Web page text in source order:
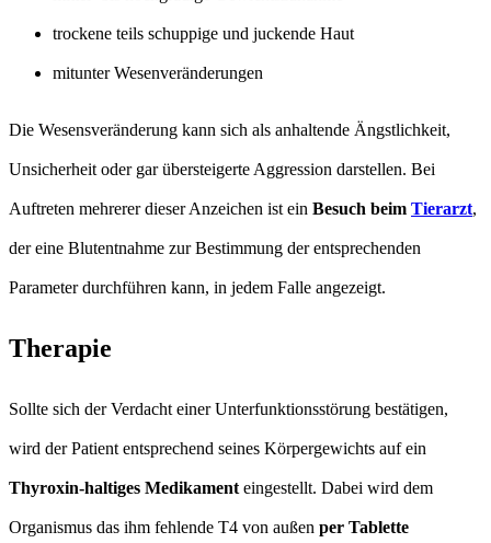
trockene teils schuppige und juckende Haut
mitunter Wesenveränderungen
Die Wesensveränderung kann sich als anhaltende Ängstlichkeit,
Unsicherheit oder gar übersteigerte Aggression darstellen. Bei
Auftreten mehrerer dieser Anzeichen ist ein Besuch beim Tierarzt,
der eine Blutentnahme zur Bestimmung der entsprechenden
Parameter durchführen kann, in jedem Falle angezeigt.
Therapie
Sollte sich der Verdacht einer Unterfunktionsstörung bestätigen,
wird der Patient entsprechend seines Körpergewichts auf ein
Thyroxin-haltiges Medikament eingestellt. Dabei wird dem
Organismus das ihm fehlende T4 von außen per Tablette